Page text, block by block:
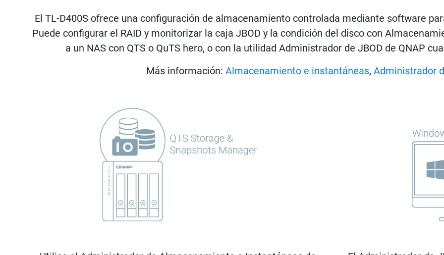
El TL-D400S ofrece una configuración de almacenamiento controlada mediante software
Puede configurar el RAID y monitorizar la caja JBOD y la condición del disco con
a un NAS con QTS o QuTS hero, o con la utilidad Administrador de JBOD de QNAP
Más información: Almacenamiento e instantáneas, Administrador